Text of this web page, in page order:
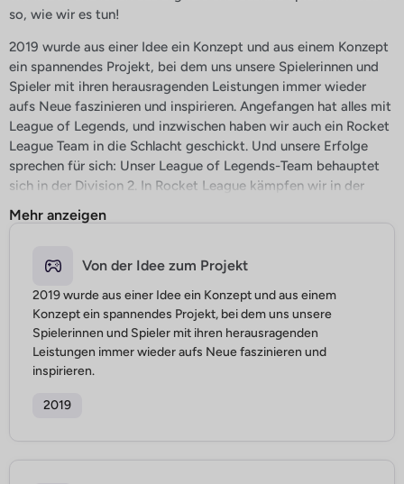
so, wie wir es tun!
2019 wurde aus einer Idee ein Konzept und aus einem Konzept
ein spannendes Projekt, bei dem uns unsere Spielerinnen und
Spieler mit ihren herausragenden Leistungen immer wieder
aufs Neue faszinieren und inspirieren. Angefangen hat alles mit
League of Legends, und inzwischen haben wir auch ein Rocket
League Team in die Schlacht geschickt. Und unsere Erfolge
sprechen für sich: Unser League of Legends-Team behauptet
sich in der Division 2. In Rocket League kämpfen wir in der
Division 2 um die Krone. Das alles ist aber nur möglich, weil wir
mit motivierten und engagierten Spielern arbeiten, die wir in
bei der All for One Group wohlfühlen. Wir freuen uns
Glück seltenen, schmerzhaften Niederlagen. Das Gleiche gilt für
unsere Fans, die uns vom ersten Tag an begleitet haben.
Mehr anzeigen
Von der Idee zum Projekt
2019 wurde aus einer Idee ein Konzept und aus einem
Konzept ein spannendes Projekt, bei dem uns unsere
Spielerinnen und Spieler mit ihren herausragenden
Leistungen immer wieder aufs Neue faszinieren und
inspirieren.
2019